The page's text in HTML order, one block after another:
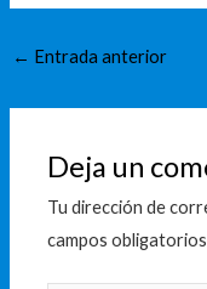
← Entrada anterior
Deja un
Tu dirección de
campos